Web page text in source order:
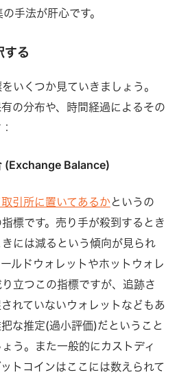
手法が肝心です。
する
いくつか見ていきましょう。
の分布や、時間経過によるその
(Exchange Balance)
引所に置いてあるか というの
標です。売り手が殺到するとき
には減るという傾向が見られ
ルドウォレットやホットウォレ
立つこの指標ですが、追跡さ
れていないウォレットなどもあ
な推定(過小評価)だということ
う。また一般的にカストディ
トコインはここには数えられて